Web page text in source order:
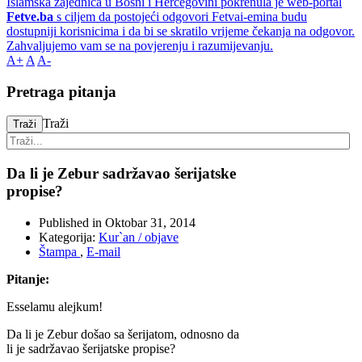
Fetve.ba s ciljem da postojeći odgovori Fetvai-emina budu
dostupniji korisnicima i da bi se skratilo vrijeme čekanja na odgovor.
Zahvaljujemo vam se na povjerenju i razumijevanju.
A+ A A-
Pretraga pitanja
Traži Traži
Da li je Zebur sadržavao šerijatske
propise?
Published in Oktobar 31, 2014
Kategorija: Kur`an / objave
Štampa , E-mail
Pitanje:
Esselamu alejkum!
Da li je Zebur došao sa šerijatom, odnosno da
li je sadržavao šerijatske propise?